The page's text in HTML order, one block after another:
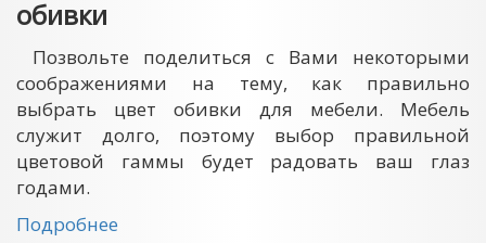
обивки
Позвольте поделиться с Вами некоторыми
соображениями на тему, как правильно
выбрать цвет обивки для мебели. Мебель
служит долго, поэтому выбор правильной
цветовой гаммы будет радовать ваш глаз
годами.
Подробнее